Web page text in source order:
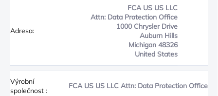
Adresa:
FCA US US LLC
Attn: Data Protection Office
1000 Chrysler Drive
Auburn Hills
Michigan 48326
United States
Výrobní
společnost :
FCA US US LLC Attn: Data Protection Office